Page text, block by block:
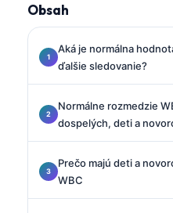
Obsah
Aká je normálna
ďalšie sledovanie?
Normálne rozmedzie
dospelých, deti a
Prečo majú deti a
WBC